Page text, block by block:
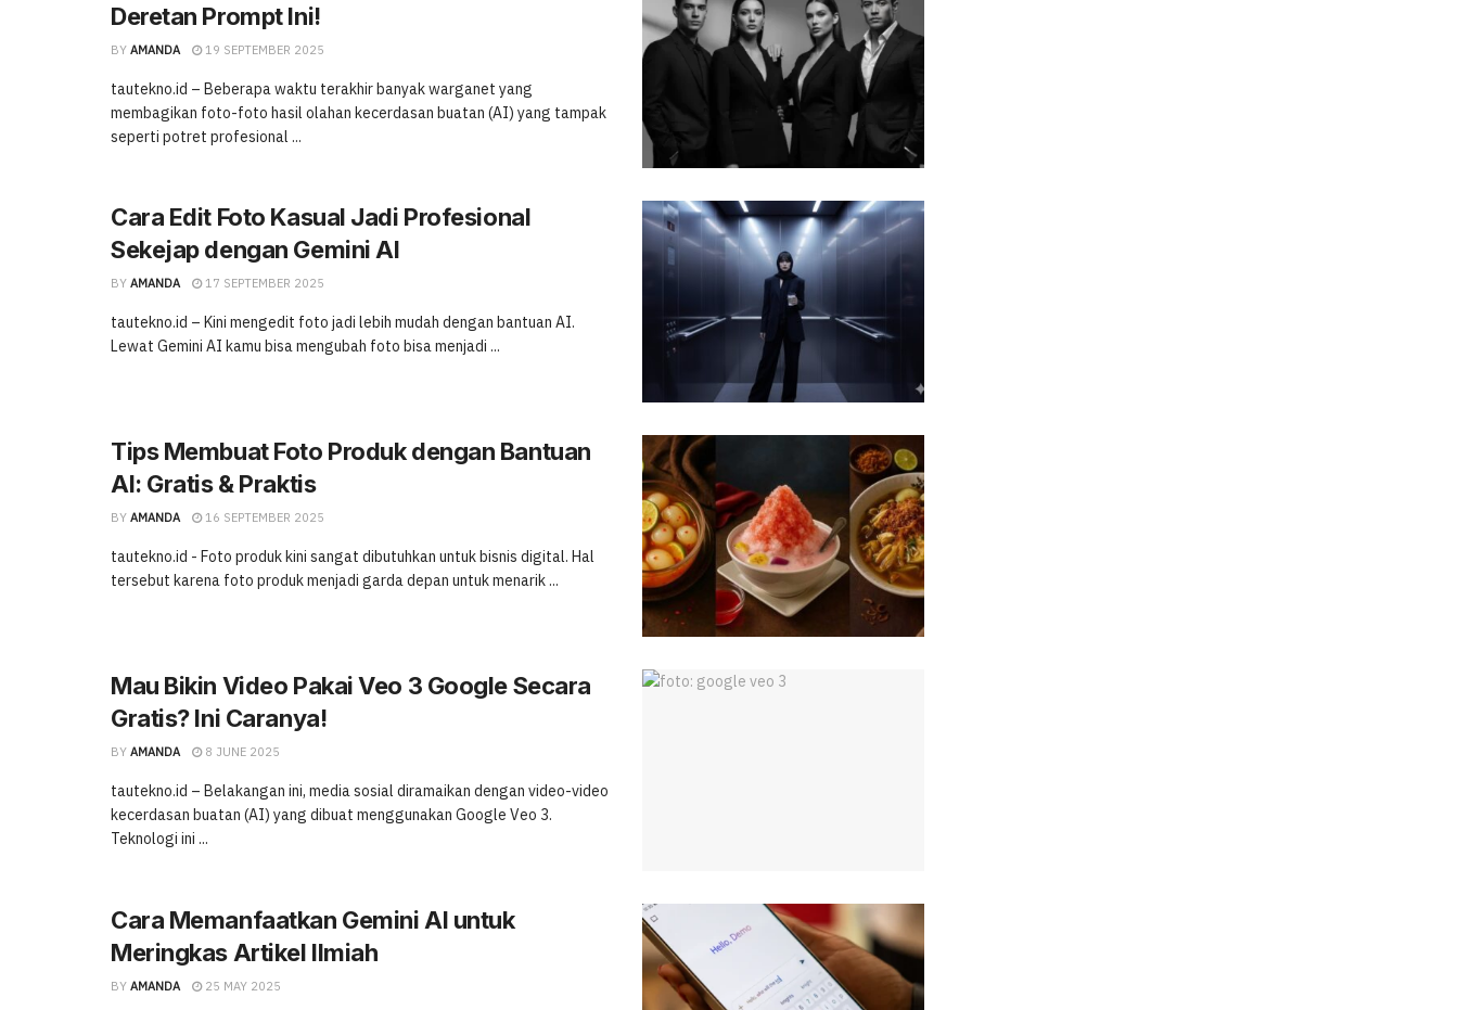
Deretan Prompt Ini!
BY AMANDA 19 SEPTEMBER 2025
tautekno.id – Beberapa waktu terakhir banyak warganet yang
membagikan foto-foto hasil olahan kecerdasan buatan (AI) yang tampak
seperti potret profesional ...
Cara Edit Foto Kasual Jadi Profesional
Sekejap dengan Gemini AI
BY AMANDA 17 SEPTEMBER 2025
tautekno.id – Kini mengedit foto jadi lebih mudah dengan bantuan AI.
Lewat Gemini AI kamu bisa mengubah foto bisa menjadi ...
Tips Membuat Foto Produk dengan Bantuan
AI: Gratis & Praktis
BY AMANDA 16 SEPTEMBER 2025
tautekno.id - Foto produk kini sangat dibutuhkan untuk bisnis digital. Hal
tersebut karena foto produk menjadi garda depan untuk menarik ...
Mau Bikin Video Pakai Veo 3 Google Secara
Gratis? Ini Caranya!
BY AMANDA 8 JUNE 2025
tautekno.id – Belakangan ini, media sosial diramaikan dengan video-video
kecerdasan buatan (AI) yang dibuat menggunakan Google Veo 3.
Teknologi ini ...
Cara Memanfaatkan Gemini AI untuk
Meringkas Artikel Ilmiah
BY AMANDA 25 MAY 2025